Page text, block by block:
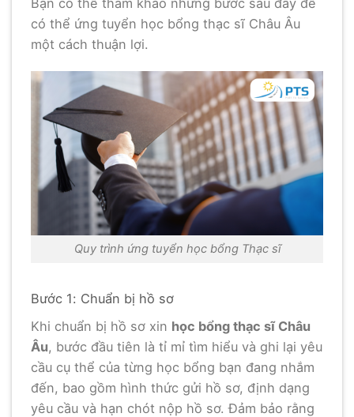
Bạn có thể tham khảo những bước sau đây để
có thể ứng tuyển học bổng thạc sĩ Châu Âu
một cách thuận lợi.
Quy trình ứng tuyển học bổng Thạc sĩ
Bước 1: Chuẩn bị hồ sơ
Khi chuẩn bị hồ sơ xin học bổng thạc sĩ Châu
Âu, bước đầu tiên là tỉ mỉ tìm hiểu và ghi lại yêu
cầu cụ thể của từng học bổng bạn đang nhắm
đến, bao gồm hình thức gửi hồ sơ, định dạng
yêu cầu và hạn chót nộp hồ sơ. Đảm bảo rằng